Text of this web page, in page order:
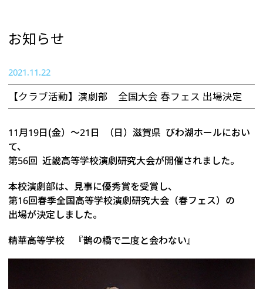
お知らせ
2021.11.22
【クラブ活動】演劇部 全国大会 春フェス 出場決定
11月19日(金）～21日 （日）滋賀県 びわ湖ホールにおい
て、
第56回 近畿高等学校演劇研究大会が開催されました。
本校演劇部は、見事に優秀賞を受賞し、
第16回春季全国高等学校演劇研究大会（春フェス）の
出場が決定しました。
精華高等学校 『鵲の橋で二度と会わない』